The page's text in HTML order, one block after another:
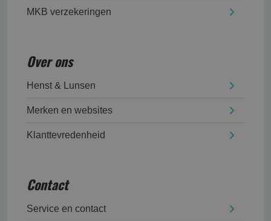
MKB verzekeringen
Over ons
Henst & Lunsen
Merken en websites
Klanttevredenheid
Contact
Service en contact